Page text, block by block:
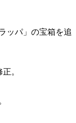
ッパ」の宝箱を追
。